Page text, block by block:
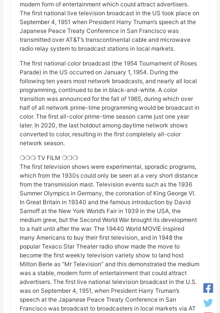
modern form of entertainment which could attract advertisers.
The first national live television broadcast in the US took place on
September 4, 1951 when President Harry Truman’s speech at the
Japanese Peace Treaty Conference in San Francisco was
transmitted over AT&T’s transcontinental cable and microwave
radio relay system to broadcast stations in local markets.
The first national color broadcast (the 1954 Tournament of Roses
Parade) in the US occurred on January 1, 1954. During the
following ten years most network broadcasts, and nearly all local
programming, continued to be in black-and-white. A color
transition was announced for the fall of 1965, during which over
half of all network prime-time programming would be broadcast in
color. The first all-color prime-time season came just one year
later. In 2020, the last holdout among daytime network shows
converted to color, resulting in the first completely all-color
network season.
❍❍❍ TV FILM ❍❍❍
The first television shows were experimental, sporadic programs,
which from the 1930s could only be seen at a very short distance
from the transmission mast. Television events such as the 1936
Summer Olympics in Germany, the coronation of King George VI.
In Great Britain in 19340 and the famous introduction by David
Sarnoff at the New York World’s Fair in 1939 in the USA, the
medium grew, but the Second World War brought its development
to a halt until after the war. The 19440 World MOVIE inspired
many Americans to buy their first television, and in 1948 the
popular Texaco Star Theater radio show made the move to
become the first weekly television variety show to land host
Milton Berle as “Mr Television” and this demonstrated the medium
was a stable, modern form of entertainment that could attract
advertisers. The first live national television broadcast in the U.S.
was on September 4, 1951, when President Harry Truman’s
speech at the Japanese Peace Treaty Conference in San
Francisco was broadcast to broadcasters in local markets via AT